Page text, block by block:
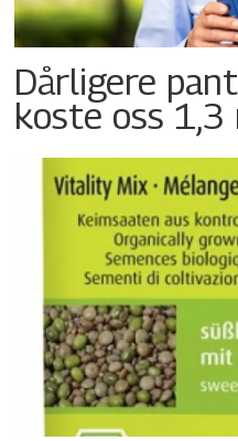
Dårligere
koste oss